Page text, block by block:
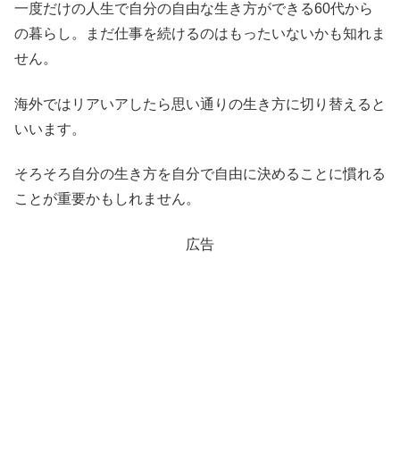
一度だけの人生で自分の自由な生き方ができる60代から
の暮らし。まだ仕事を続けるのはもったいないかも知れま
せん。
海外ではリアいアしたら思い通りの生き方に切り替えると
いいます。
そろそろ自分の生き方を自分で自由に決めることに慣れる
ことが重要かもしれません。
広告